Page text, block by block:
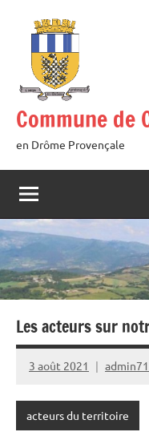
contenu
Commune de
en Drôme Provençale
Les acteurs sur
3 août 2021
acteurs du territoire